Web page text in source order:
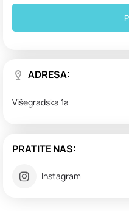
ADRESA:
Višegradska 1a
PRATITE NAS:
Instagram